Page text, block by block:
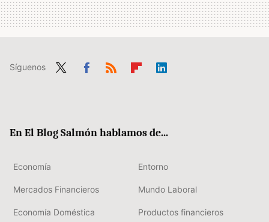
Síguenos
En El Blog Salmón hablamos de...
Economía Entorno
Mercados Financieros Mundo Laboral
Economía Doméstica Productos financieros